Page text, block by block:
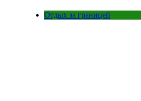
Отдых за границей